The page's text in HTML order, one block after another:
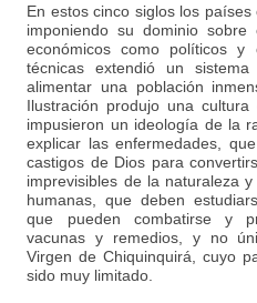
En estos cinco siglos los
imponiendo su dominio
económicos como políticos
técnicas extendió un
alimentar una población
Ilustración produjo una
impusieron un ideología de la
explicar las enfermedades,
castigos de Dios para
imprevisibles de la naturaleza
humanas, que deben
que pueden combatirse y
vacunas y remedios, y no
Virgen de Chiquinquirá, cuyo
sido muy limitado.